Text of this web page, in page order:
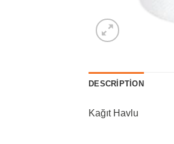
DESCRIPTION
Kağıt Havlu